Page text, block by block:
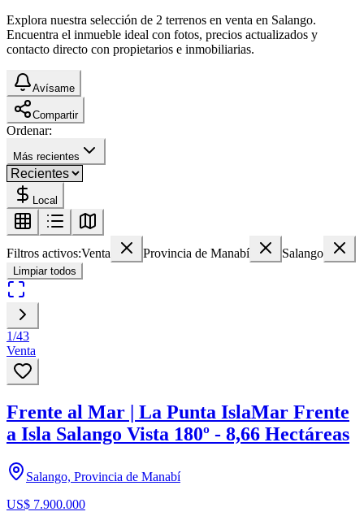
Explora nuestra selección de 2 terrenos en venta en Salango.
Encuentra el inmueble ideal con fotos, precios actualizados y
contacto directo con propietarios e inmobiliarias.
Avísame
Compartir
Ordenar:
Más recientes
Local
Filtros activos:Venta Provincia de Manabí Salango
Limpiar todos
1/43
Venta
Frente al Mar | La Punta IslaMar Frente
a Isla Salango Vista 180º - 8,66 Hectáreas
Salango, Provincia de Manabí
US$ 7.900.000